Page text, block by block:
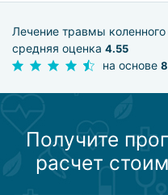
Лечение травмы
средняя оценка 4.55
на основе
Получите
расчет